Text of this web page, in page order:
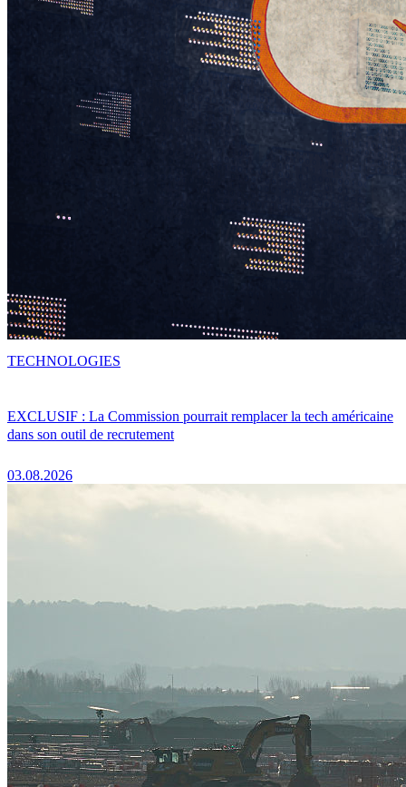
EXCLUSIF : La Commission pourrait remplacer la tech américaine
dans son outil de recrutement
03.08.2026
TECHNOLOGIES